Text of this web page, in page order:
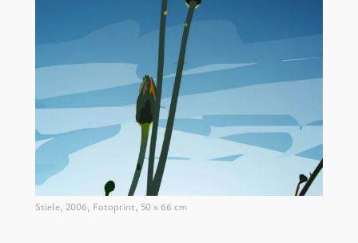
Stiele, 2006, Fotoprint, 50 x 66 cm